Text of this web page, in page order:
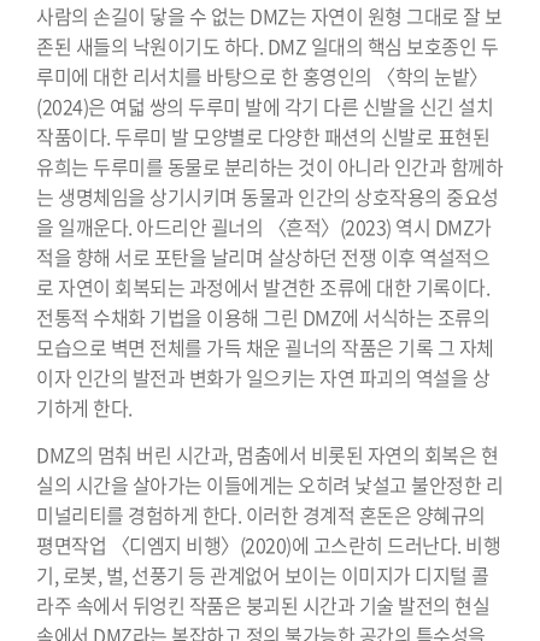
사람의 손길이 닿을 수 없는 DMZ는 자연이 원형 그대로 잘 보
존된 새들의 낙원이기도 하다. DMZ 일대의 핵심 보호종인 두
루미에 대한 리서치를 바탕으로 한 홍영인의 〈학의 눈밭〉
(2024)은 여덟 쌍의 두루미 발에 각기 다른 신발을 신긴 설치
작품이다. 두루미 발 모양별로 다양한 패션의 신발로 표현된
유희는 두루미를 동물로 분리하는 것이 아니라 인간과 함께하
는 생명체임을 상기시키며 동물과 인간의 상호작용의 중요성
을 일깨운다. 아드리안 괼너의 〈흔적〉(2023) 역시 DMZ가
적을 향해 서로 포탄을 날리며 살상하던 전쟁 이후 역설적으
로 자연이 회복되는 과정에서 발견한 조류에 대한 기록이다.
전통적 수채화 기법을 이용해 그린 DMZ에 서식하는 조류의
모습으로 벽면 전체를 가득 채운 괼너의 작품은 기록 그 자체
이자 인간의 발전과 변화가 일으키는 자연 파괴의 역설을 상
기하게 한다.
DMZ의 멈춰 버린 시간과, 멈춤에서 비롯된 자연의 회복은 현
실의 시간을 살아가는 이들에게는 오히려 낯설고 불안정한 리
미널리티를 경험하게 한다. 이러한 경계적 혼돈은 양혜규의
평면작업 〈디엠지 비행〉(2020)에 고스란히 드러난다. 비행
기, 로봇, 벌, 선풍기 등 관계없어 보이는 이미지가 디지털 콜
라주 속에서 뒤엉킨 작품은 붕괴된 시간과 기술 발전의 현실
속에서 DMZ라는 복잡하고 정의 불가능한 공간의 특수성을